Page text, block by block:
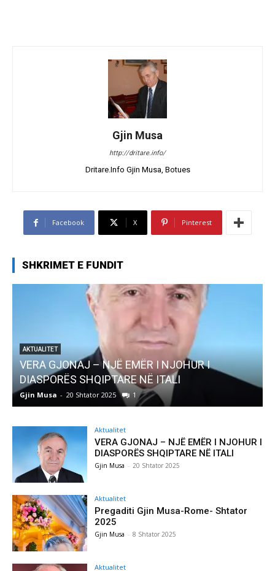
Gjin Musa
http://dritare.info/
Dritare.Info Gjin Musa, Botues
Facebook X Pinterest
SHKRIMET E FUNDIT
AKTUALITET
Pregaditi Gjin Musa-Rome- Shtator 2025
Gjin Musa - 8 Shtator 2025 0
Aktualitet
VERA GJONAJ – NJË EMËR I NJOHUR I
DIASPORËS SHQIPTARE NË ITALI
Gjin Musa - 20 Shtator 2025
Aktualitet
Pregaditi Gjin Musa-Rome- Shtator
2025
Gjin Musa - 8 Shtator 2025
Aktualitet